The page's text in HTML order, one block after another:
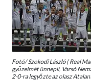
Fotó/ Szokodi László ( Real
győzelmét ünnepli, Varsó
2-0-ra legyőzte az olasz